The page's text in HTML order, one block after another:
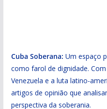
Cuba Soberana: Um espaço
como farol de dignidade.
Venezuela e a luta latino-
artigos de opinião que
perspectiva da soberania.